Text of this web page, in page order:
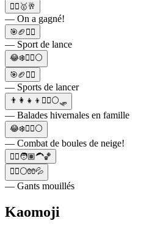
🤾‍♀️🥇🥂
— On a gagné!
🎯🏈🤾‍♀️
— Sport de lance
😂❄️🤾‍♀️⚪
🎯🏈🤾‍♀️
— Sports de lancer
👨‍👩‍👧‍👦🤾‍♀️⚪🛷
— Balades hivernales en famille
😂❄️🤾‍♀️⚪
— Combat de boules de neige!
🤾‍♀️🧑🏽‍🦱🏀
🤾‍♀️⚪🧤💦
— Gants mouillés
Kaomoji